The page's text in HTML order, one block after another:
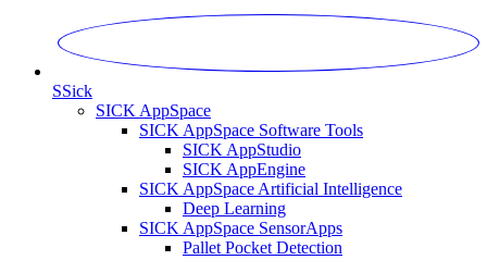
SSick
SICK AppSpace
SICK AppSpace Software Tools
SICK AppStudio
SICK AppEngine
SICK AppSpace Artificial Intelligence
Deep Learning
SICK AppSpace SensorApps
Pallet Pocket Detection